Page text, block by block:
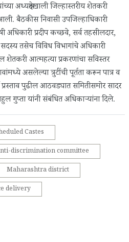
अध्यक्षतेखाली जिल्हास्तरीय शेतकरी
बैठकीस निवासी उपजिल्हाधिकारी
अधिकारी प्रदीप कच्छवे, सर्व तहसीलदार,
तसेच विविध विभागांचे अधिकारी
शेतकरी आत्महत्या प्रकरणांचा सविस्तर
असलेल्या त्रुटींची पूर्तता करून पात्र व
प्रस्ताव पुढील आठवड्यात समितीसमोर सादर
गुप्ता यांनी संबंधित अधिकाऱ्यांना दिले.
Castes
discrimination committee
Maharashtra district
delivery